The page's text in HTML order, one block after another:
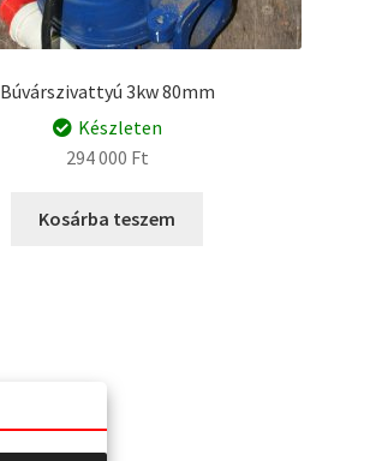
Búvárszivattyú 3kw 80mm
Készleten
294 000 Ft
Kosárba teszem